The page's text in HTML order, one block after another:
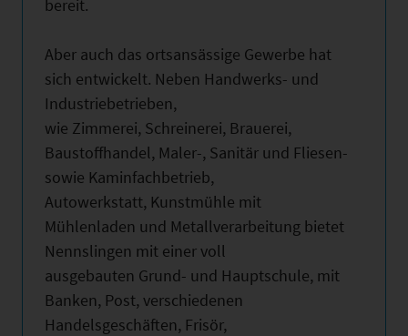
bereit.
Aber auch das ortsansässige Gewerbe hat
sich entwickelt. Neben Handwerks- und
Industriebetrieben,
wie Zimmerei, Schreinerei, Brauerei,
Baustoffhandel, Maler-, Sanitär und Fliesen-
sowie Kaminfachbetrieb,
Autowerkstatt, Kunstmühle mit
Mühlenladen und Metallverarbeitung bietet
Nennslingen mit einer voll
ausgebauten Grund- und Hauptschule, mit
Banken, Post, verschiedenen
Handelsgeschäften, Frisör,